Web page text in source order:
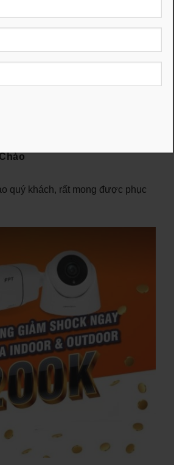
25
quý khách, rất mong được phục